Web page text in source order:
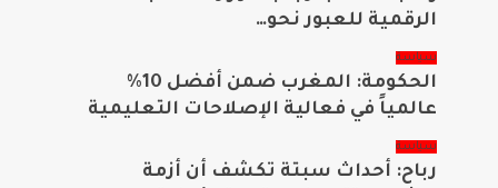
الرقمية للعبور نحو…
سياسة
الحكومة: المغرب ضمن أفضل 10%
عالمياً في فعالية الإصلاحات التعليمية
سياسة
رباح: أحداث سبتة تكشف أن أزمة